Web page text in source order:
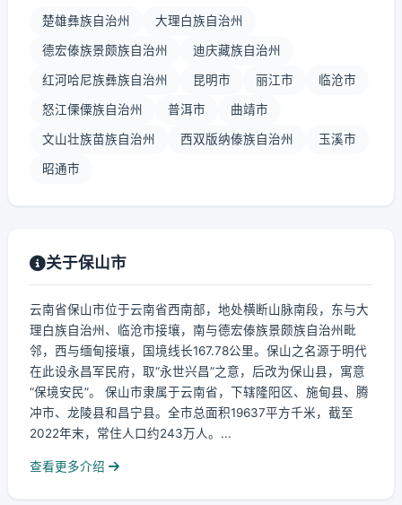
楚雄彝族自治州 大理白族自治州
德宏傣族景颇族自治州 迪庆藏族自治州
红河哈尼族彝族自治州 昆明市 丽江市 临沧市
怒江傈僳族自治州 普洱市 曲靖市
文山壮族苗族自治州 西双版纳傣族自治州 玉溪市
昭通市
关于保山市
云南省保山市位于云南省西南部，地处横断山脉南段，东与大
理白族自治州、临沧市接壤，南与德宏傣族景颇族自治州毗
邻，西与缅甸接壤，国境线长167.78公里。保山之名源于明代
在此设永昌军民府，取“永世兴昌”之意，后改为保山县，寓意
“保境安民”。 保山市隶属于云南省，下辖隆阳区、施甸县、腾
冲市、龙陵县和昌宁县。全市总面积19637平方千米，截至
2022年末，常住人口约243万人。...
查看更多介绍